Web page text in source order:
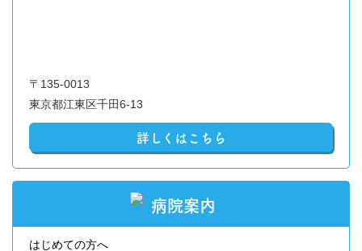
〒135-0013
東京都江東区千田6-13
詳しくはこちら
病院案内
はじめての方へ